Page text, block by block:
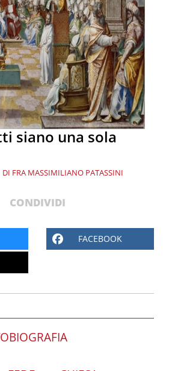
siano una sola
DI FRA MASSIMILIANO PATASSINI
CONDIVIDI
FACEBOOK